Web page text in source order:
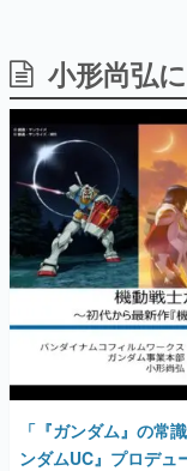
ゲーム
具体的
です。
ゲ
「経
の起源
イニー
カテゴリ
特集記事
マンガ
女性向け
アプリレビュー
小形尚弘
「『ガンダム』の常
ンダムUC』プロデュ